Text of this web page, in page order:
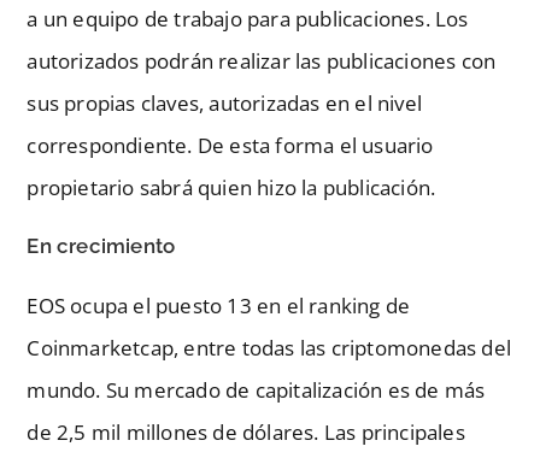
a un equipo de trabajo para publicaciones. Los
autorizados podrán realizar las publicaciones con
sus propias claves, autorizadas en el nivel
correspondiente. De esta forma el usuario
propietario sabrá quien hizo la publicación.
En crecimiento
EOS ocupa el puesto 13 en el ranking de
Coinmarketcap, entre todas las criptomonedas del
mundo. Su mercado de capitalización es de más
de 2,5 mil millones de dólares. Las principales